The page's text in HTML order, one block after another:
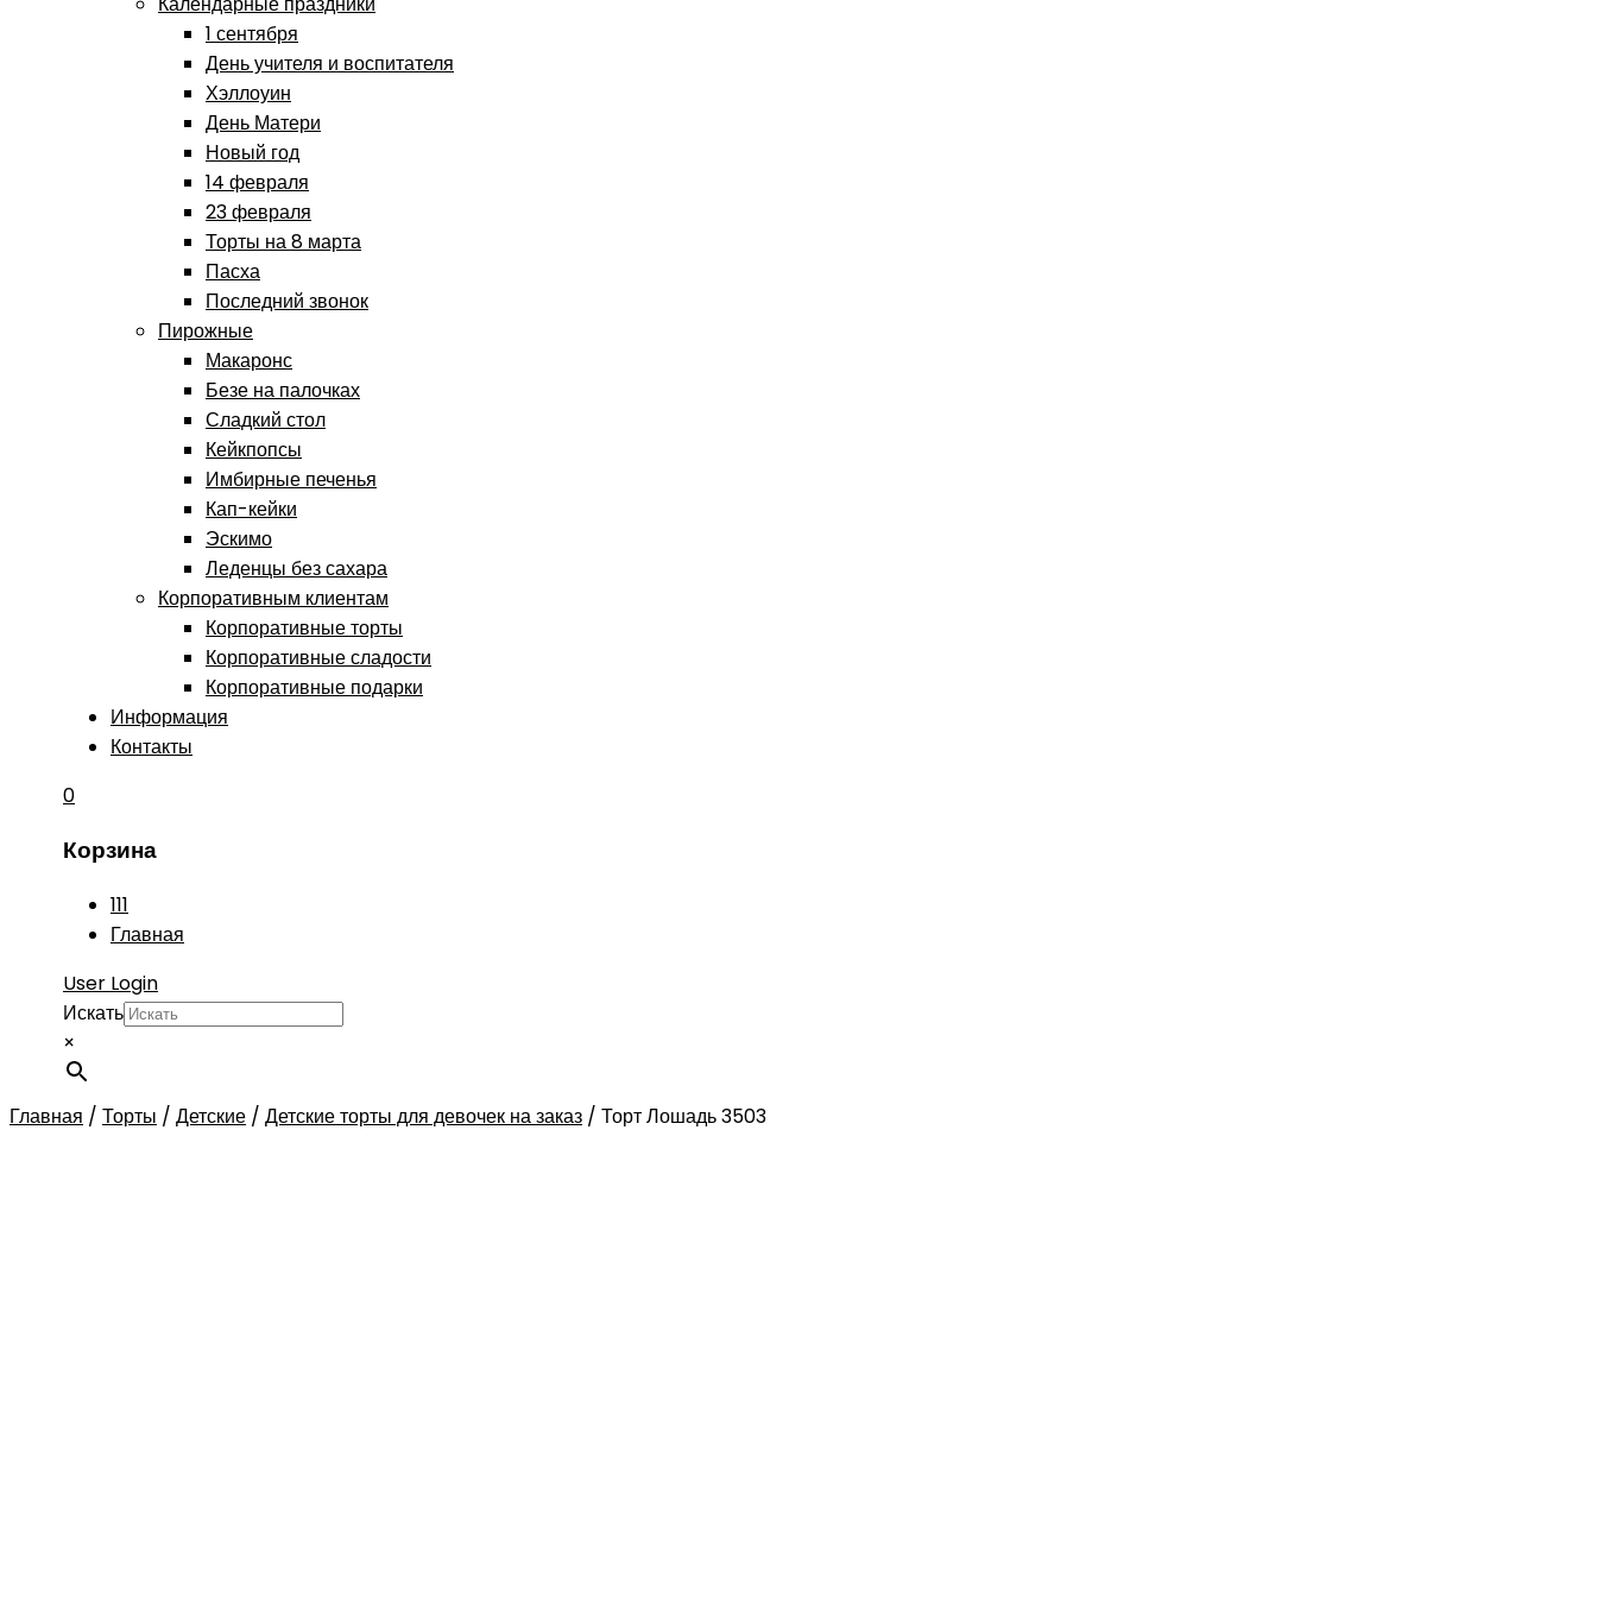
1 сентября
День учителя и воспитателя
Хэллоуин
День Матери
Новый год
14 февраля
23 февраля
Торты на 8 марта
Пасха
Последний звонок
Пирожные
Макаронс
Безе на палочках
Сладкий стол
Кейкпопсы
Имбирные печенья
Кап-кейки
Эскимо
Леденцы без сахара
Корпоративным клиентам
Корпоративные торты
Корпоративные сладости
Корпоративные подарки
Информация
Контакты
0
Корзина
111
Главная
User Login
Искать
×
Главная / Торты / Детские / Детские торты для девочек на заказ / Торт Лошадь 3503